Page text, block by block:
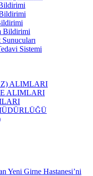
Bildirimi
Sistemi
ALIMLARI
ALIMLARI
Yeni Girne Hastanesi’ni